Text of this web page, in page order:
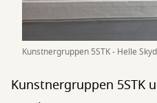
Kunstnergruppen 5STK - Helle
Kunstnergruppen 5STK